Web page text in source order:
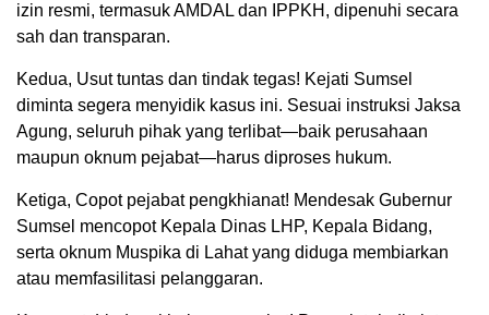
izin resmi, termasuk AMDAL dan IPPKH, dipenuhi secara
sah dan transparan.
Kedua, Usut tuntas dan tindak tegas! Kejati Sumsel
diminta segera menyidik kasus ini. Sesuai instruksi Jaksa
Agung, seluruh pihak yang terlibat—baik perusahaan
maupun oknum pejabat—harus diproses hukum.
Ketiga, Copot pejabat pengkhianat! Mendesak Gubernur
Sumsel mencopot Kepala Dinas LHP, Kepala Bidang,
serta oknum Muspika di Lahat yang diduga membiarkan
atau memfasilitasi pelanggaran.